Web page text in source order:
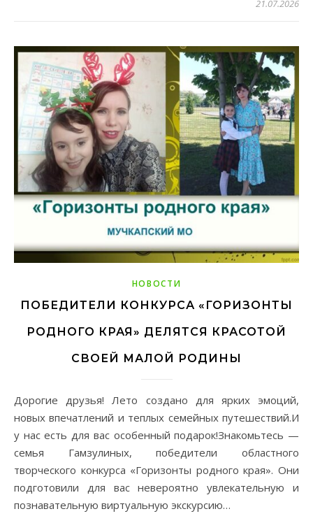
21.07.2026
НОВОСТИ
ПОБЕДИТЕЛИ КОНКУРСА «ГОРИЗОНТЫ
РОДНОГО КРАЯ» ДЕЛЯТСЯ КРАСОТОЙ
СВОЕЙ МАЛОЙ РОДИНЫ
Дорогие друзья! Лето создано для ярких эмоций,
новых впечатлений и теплых семейных путешествий.И
у нас есть для вас особенный подарок!Знакомьтесь —
семья Гамзулиных, победители областного
творческого конкурса «Горизонты родного края». Они
подготовили для вас невероятно увлекательную и
познавательную виртуальную экскурсию…